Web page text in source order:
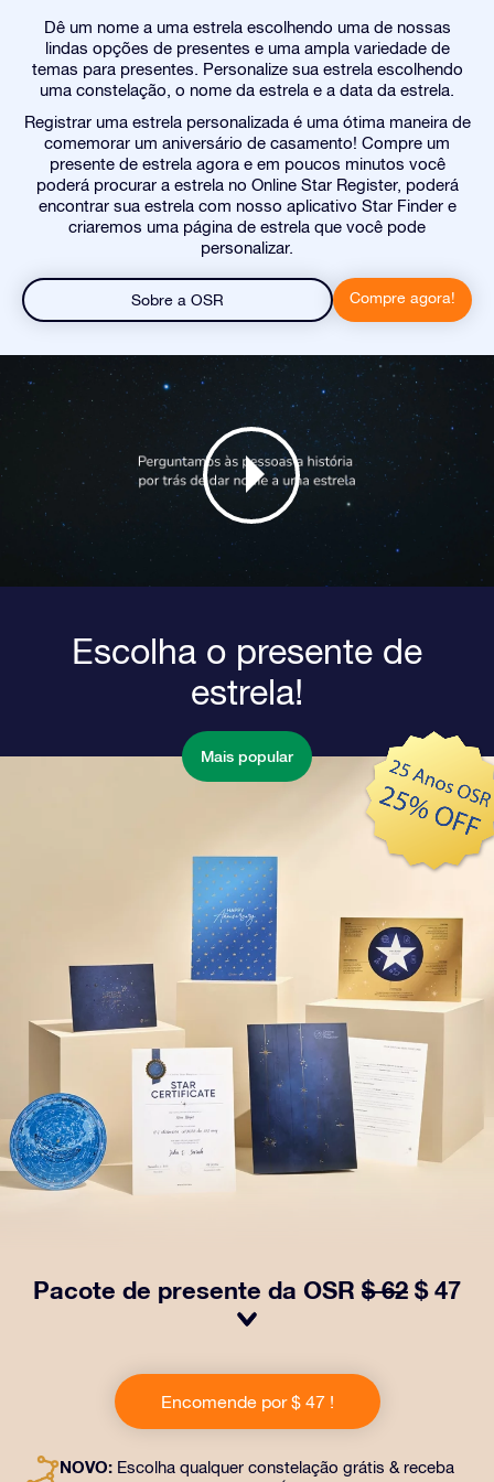
Dê um nome a uma estrela escolhendo uma de nossas
lindas opções de presentes e uma ampla variedade de
temas para presentes. Personalize sua estrela escolhendo
uma constelação, o nome da estrela e a data da estrela.
Registrar uma estrela personalizada é uma ótima maneira de
comemorar um aniversário de casamento! Compre um
presente de estrela agora e em poucos minutos você
poderá procurar a estrela no Online Star Register, poderá
encontrar sua estrela com nosso aplicativo Star Finder e
criaremos uma página de estrela que você pode
personalizar.
Sobre a OSR Compre agora!
Escolha o presente de
estrela!
Mais popular
Pacote de presente da OSR $ 62 $ 47
da OSR! Esse presente inclui um lindo envelope e
documentos personalizados enviados para um
endereço de sua escolha, além de documentos digitais
mágica de oferecer um presente eterno a amigos e
Encomende por $ 47 !
NOVO: Escolha qualquer constelação grátis & receba